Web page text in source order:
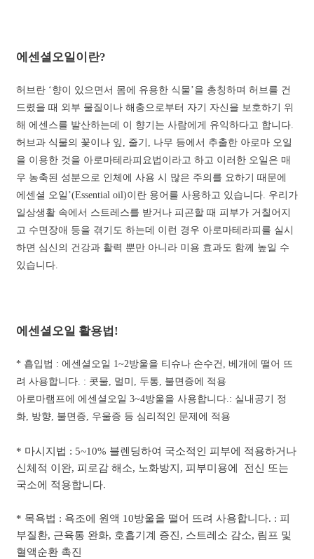
에센셜오일이란?
허브란 ‘향이 있으면서 몸에 유용한 식물’을 총칭하며 허브를 건
드렸을 때 외부 물질이나 해충으로부터 자기 자신을 보호하기 위
해 에센스를 발산하는데 이 향기는 사람에게 유익하다고 합니다.
허브과 식물의 꽃이나 잎, 줄기, 나무 등에서 추출한 아로마 오일
을 이용한 것을 아로마테라피요법이라고 하고 이러한 오일은 매
우 농축된 성분으로 인체에 사용 시 많은 주의를 요하기 때문에
에센셜 오일’(Essential oil)이란 용어를 사용하고 있습니다. 우리가
일상생활 속에서 스트레스를 받거나 피곤할 때 피부가 거칠어지
고 수면장애 등을 겪기도 하는데 이런 경우 아로마테라피를 실시
하면 심신의 건강과 활력 뿐만 아니라 미용 효과도 함께 높일 수
있습니다.
에센셜오일 활용법!
* 흡입법 : 에센셜오일 1~2방울을 티슈나 손수건, 베개에 떨어 뜨
려 사용합니다. : 콧물, 멀미, 두통, 불면증에 적용
아로마램프에 에센셜오일 3~4방울을 사용합니다.: 실내공기 정
화, 방향, 불면증, 우울증 등 심리적인 문제에 적용
* 마시지법 : 5~10% 블렌딩하여 국소적인 피부에 적용하거나
신체적 이완, 피로감 해소, 노화방지, 피부미용에 전신 또는
국소에 적용합니다.
* 목욕법 : 욕조에 원액 10방울을 떨어 뜨려 사용합니다. : 피
부질환, 근육통 완화, 호흡기계 증진, 스트레소 감소, 림프 및
혈액순환 촉진